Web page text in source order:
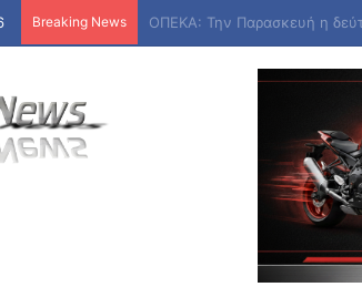
Breaking News